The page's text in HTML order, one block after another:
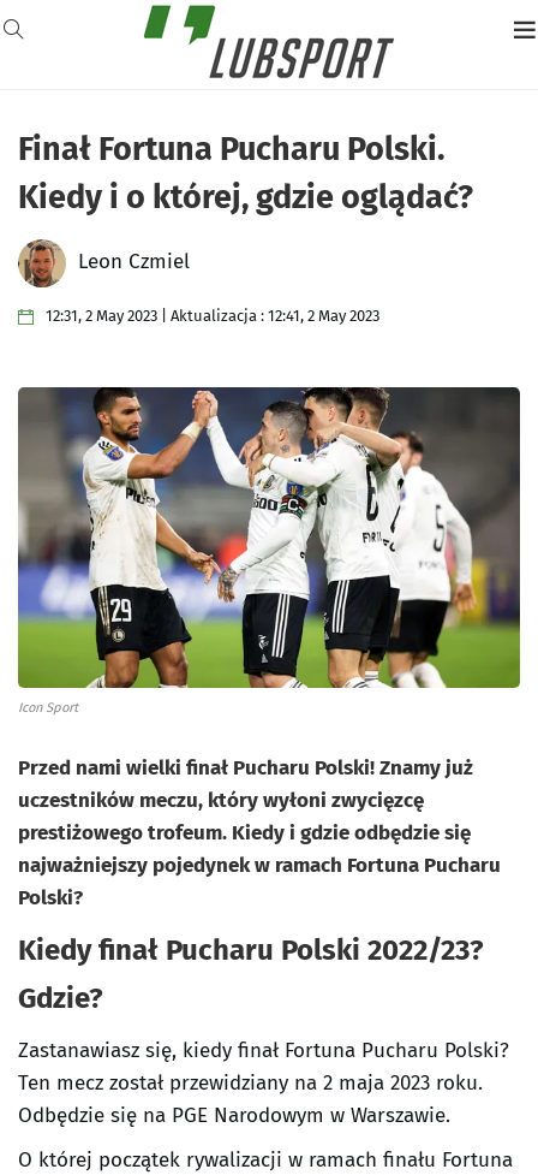
Finał Fortuna Pucharu Polski.
Kiedy i o której, gdzie oglądać?
Leon Czmiel
12:31, 2 May 2023 | Aktualizacja : 12:41, 2 May 2023
Icon Sport
Przed nami wielki finał Pucharu Polski! Znamy już
uczestników meczu, który wyłoni zwycięzcę
prestiżowego trofeum. Kiedy i gdzie odbędzie się
najważniejszy pojedynek w ramach Fortuna Pucharu
Polski?
Kiedy finał Pucharu Polski 2022/23?
Gdzie?
Zastanawiasz się, kiedy finał Fortuna Pucharu Polski?
Ten mecz został przewidziany na 2 maja 2023 roku.
Odbędzie się na PGE Narodowym w Warszawie.
O której początek rywalizacji w ramach finału Fortuna